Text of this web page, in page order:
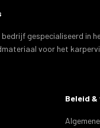
bedrijf gespecialiseerd in
voor het
Beleid